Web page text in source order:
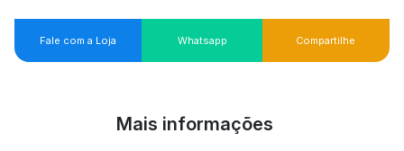
Fale com a Loja Whatsapp Compartilhe
Mais informações